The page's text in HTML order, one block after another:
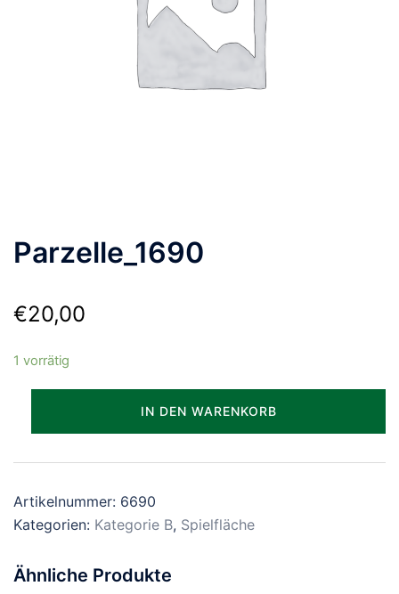
Parzelle_1690
€20,00
1 vorrätig
IN DEN WARENKORB
Artikelnummer: 6690
Kategorien: Kategorie B, Spielfläche
Ähnliche Produkte